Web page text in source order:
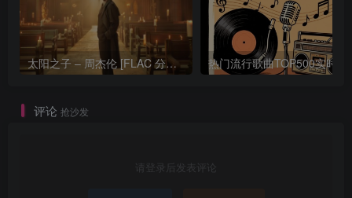
太阳之子 – 周杰伦 [FLAC 分轨 192Khz 24bit]
评论 抢沙发
请登录后发表评论